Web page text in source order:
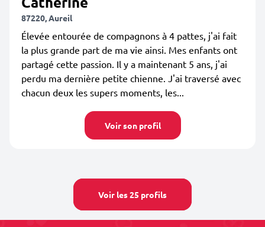
87220, Aureil
Élevée entourée de compagnons à 4 pattes, j'ai fait
la plus grande part de ma vie ainsi. Mes enfants ont
partagé cette passion. Il y a maintenant 5 ans, j'ai
perdu ma dernière petite chienne. J'ai traversé avec
chacun deux les supers moments, les...
Voir son profil
Voir les 25 profils